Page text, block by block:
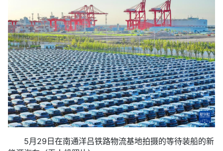
5月29日在南通洋吕铁路物流基地拍摄的等待装船的新